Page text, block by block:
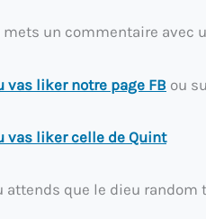
mets un commentaire avec
vas liker notre page FB ou
vas liker celle de Quint
attends que le dieu random